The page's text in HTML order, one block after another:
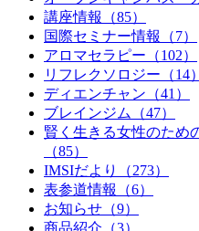
講座情報（85）
国際セミナー情報（7）
アロマセラピー（102）
リフレクソロジー（14）
ディエンチャン（41）
ブレインジム（47）
賢く生きる女性のため
（85）
IMSIだより（273）
表参道情報（6）
お知らせ（9）